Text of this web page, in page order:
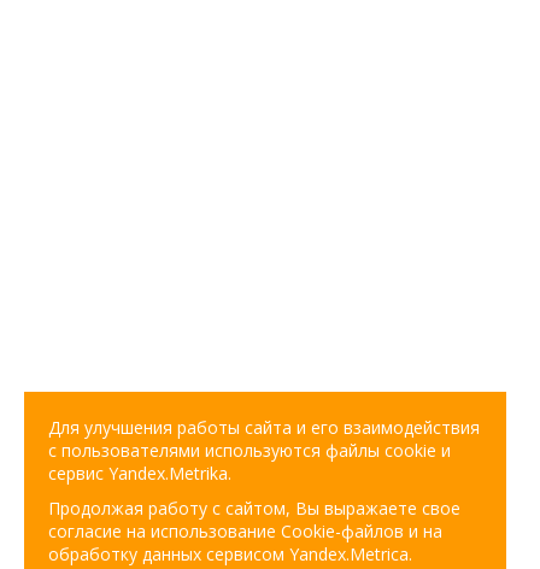
Для улучшения работы сайта и его взаимодействия
с пользователями используются файлы cookie и
сервис Yandex.Metrika.
Продолжая работу с сайтом, Вы выражаете свое
согласие на использование Cookie-файлов и на
обработку данных сервисом Yandex.Metrica.